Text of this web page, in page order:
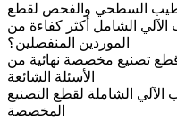
الشامل أكثر كفاءة من
الموردين المنفصلين؟
الأسئلة الشائعة
الشاملة لقطع التصنيع
المخصصة